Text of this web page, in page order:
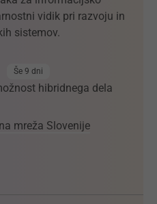
vidik pri razvoju in
sistemov.
Še 9 dni
hibridnega dela
mreža Slovenije